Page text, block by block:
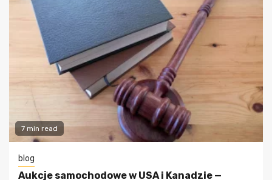
7 min read
blog
Aukcje samochodowe w USA i Kanadzie —